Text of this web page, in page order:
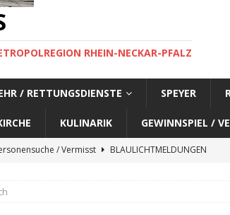
RHEIN-NECKAR-PFALZ
/ RETTUNGSDIENSTE SPEYER
KULINARIK GEWINNSPIEL /
/ Vermisst
BLAULICHTMELDUNGEN
/ Vermisst